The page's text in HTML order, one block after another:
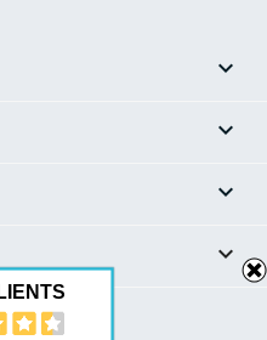



keyboard_arrow_down